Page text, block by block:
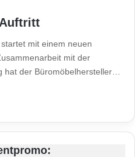
mit einem neuen
mit der
hat der Büromöbelhersteller…